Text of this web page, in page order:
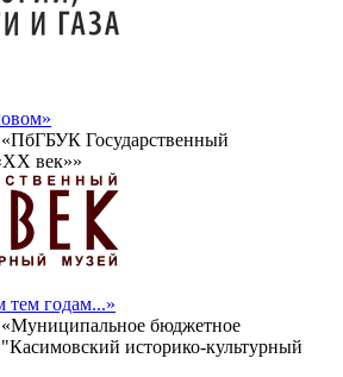
Государственный
век»»
тем годам...»
бюджетное
историко-культурный